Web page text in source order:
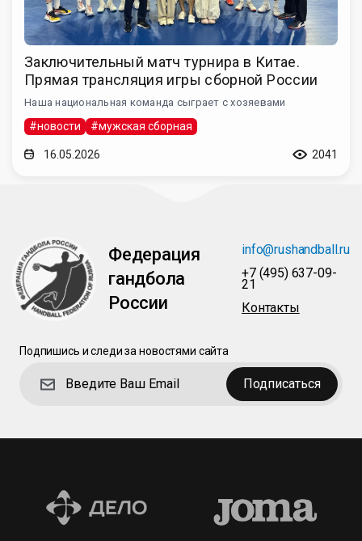
Заключительный матч турнира в Китае.
Прямая трансляция игры сборной России
Наша национальная команда сыграет с хозяевами
#новости #мужская сборная
16.05.2026 2041
Федерация
гандбола
России
info@rushandball.ru
+7 (495) 637-09-
21
Контакты
Подпишись и следи за новостями сайта
Подписаться